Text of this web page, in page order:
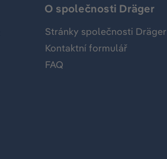
O společnosti Dräger
Stránky společnosti Dräger
Kontaktní formulář
FAQ